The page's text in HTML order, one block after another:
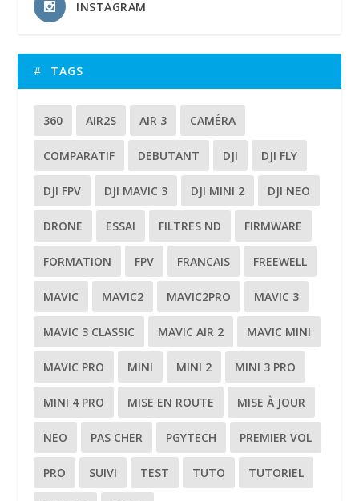
INSTAGRAM
TAGS
360 AIR2S AIR 3 CAMÉRA
COMPARATIF DEBUTANT DJI DJI FLY
DJI FPV DJI MAVIC 3 DJI MINI 2 DJI NEO
DRONE ESSAI FILTRES ND FIRMWARE
FORMATION FPV FRANCAIS FREEWELL
MAVIC MAVIC2 MAVIC2PRO MAVIC 3
MAVIC 3 CLASSIC MAVIC AIR 2 MAVIC MINI
MAVIC PRO MINI MINI 2 MINI 3 PRO
MINI 4 PRO MISE EN ROUTE MISE À JOUR
NEO PAS CHER PGYTECH PREMIER VOL
PRO SUIVI TEST TUTO TUTORIEL